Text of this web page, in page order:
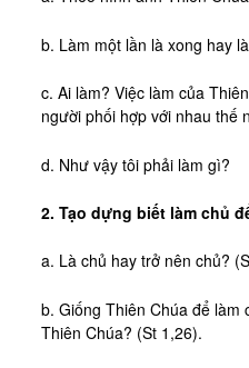
b. Làm một lần là xong hay
c. Ai làm? Việc làm của
người phối hợp với nhau thế
d. Như vậy tôi phải làm gì?
2. Tạo dựng biết làm chủ
a. Là chủ hay trở nên chủ?
b. Giống Thiên Chúa để làm
Thiên Chúa? (St 1,26).